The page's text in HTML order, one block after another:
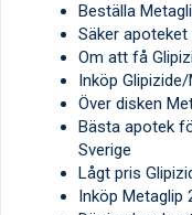
Beställa
Säker
Om att få
Inköp
Över disken
Bästa apotek
Sverige
Lågt pris
Inköp Metaglip